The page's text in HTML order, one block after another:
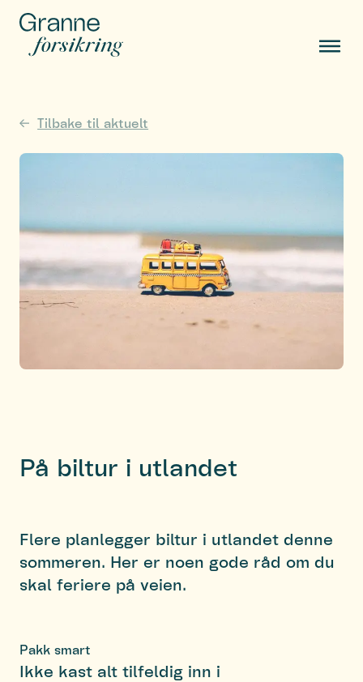
Tilbake til aktuelt
På biltur i utlandet
Flere planlegger biltur i utlandet denne
sommeren. Her er noen gode råd om du
skal feriere på veien.
Pakk smart
Ikke kast alt tilfeldig inn i